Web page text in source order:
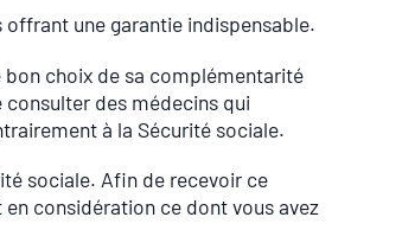
une garantie indispensable.
choix de sa complémentarité
consulter des médecins qui
à la Sécurité sociale.
sociale. Afin de recevoir ce
considération ce dont vous avez